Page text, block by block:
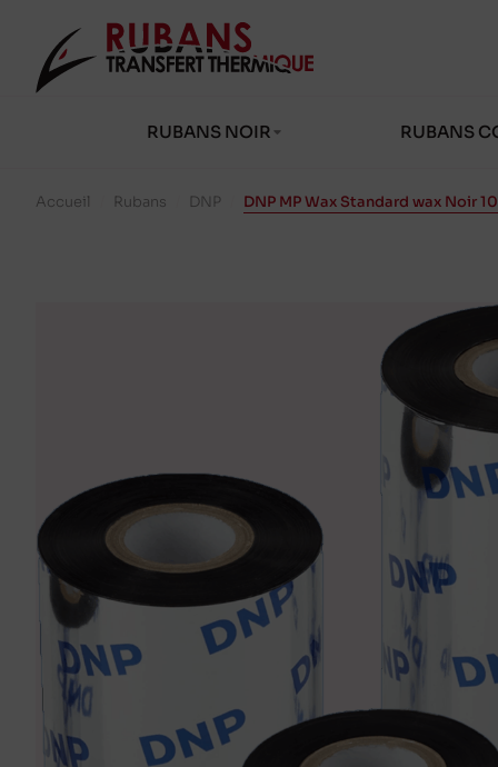
RUBANS NOIR RUBANS
Accueil Rubans DNP DNP MP Wax Standard wax Noir